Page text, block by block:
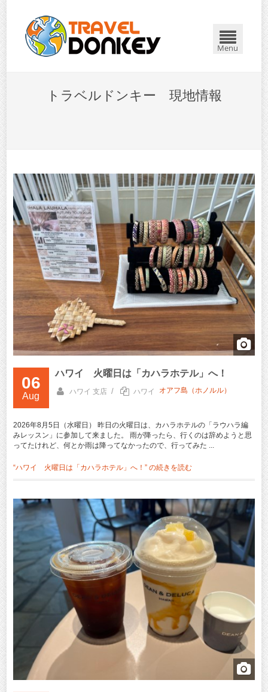
Menu
トラベルドンキー 現地情報
06
Aug
ハワイ 火曜日は「カハラホテル」へ！
ハワイ 支店 / ハワイ オアフ島（ホノルル）
2026年8月5日（水曜日） 昨日の火曜日は、カハラホテルの「ラウハラ編
みレッスン」に参加して来ました。 雨が降ったら、行くのは辞めようと思
ってたけれど、何とか雨は降ってなかったので、行ってみた ...
“ハワイ 火曜日は「カハラホテル」へ！” の続きを読む